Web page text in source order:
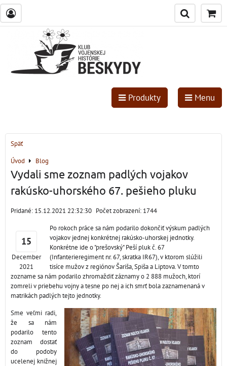
Produkty Menu
Späť
Úvod
Blog
Vydali sme zoznam padlých vojakov
rakúsko-uhorského 67. pešieho pluku
Pridané: 15.12.2021 22:32:30 Počet zobrazení: 1744
15
December
2021
Po rokoch práce sa nám podarilo dokončiť výskum padlých
vojakov jednej konkrétnej rakúsko-uhorskej jednotky.
Konkrétne ide o "prešovský" Peší pluk č. 67
(Infanterieregiment nr. 67, skratka IR67), v ktorom slúžili
tisíce mužov z regiónov Šariša, Spiša a Liptova. V tomto
zozname sa nám podarilo zhromaždiť záznamy o 2 888 mužoch, ktorí
zomreli v priebehu vojny a tesne po nej a ich smrť bola zaznamenaná v
matrikách padlých tejto jednotky.
Sme veľmi radi,
že sa nám
podarilo tento
zoznam dostať
do podoby
ucelenej knižnej